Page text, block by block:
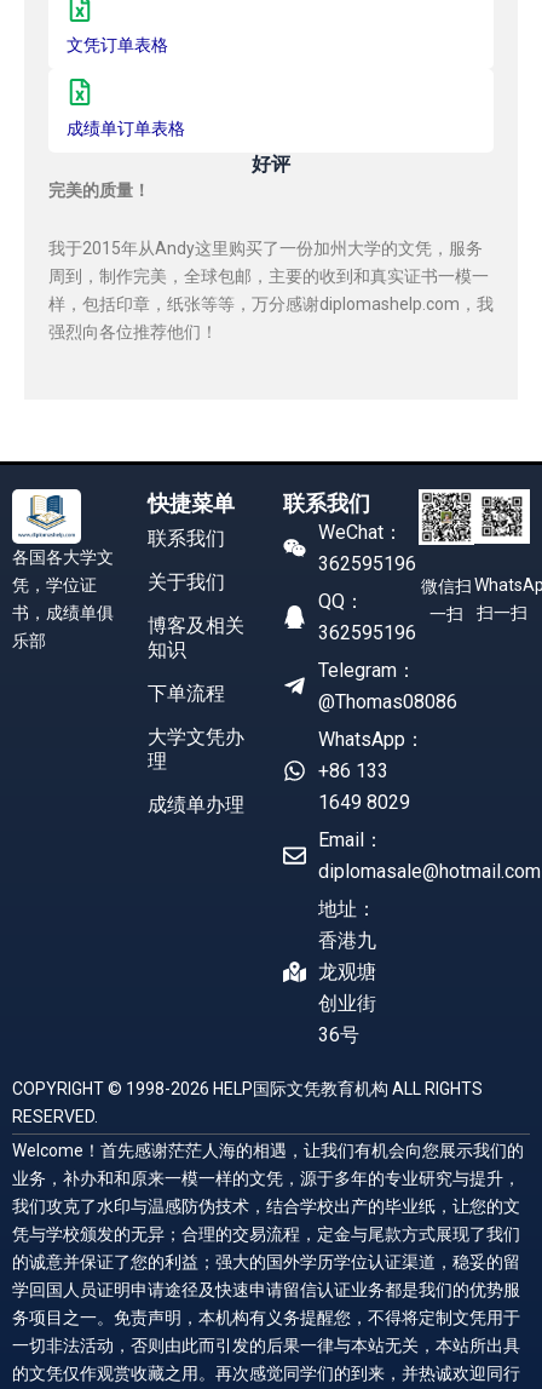
文凭订单表格
成绩单订单表格
好评
完美的质量！
我于2015年从Andy这里购买了一份加州大学的文凭，服务
周到，制作完美，全球包邮，主要的收到和真实证书一模一
样，包括印章，纸张等等，万分感谢diplomashelp.com，我
强烈向各位推荐他们！
各国各大学文
凭，学位证
书，成绩单俱
乐部
快捷菜单
联系我们
关于我们
博客及相关
知识
下单流程
大学文凭办
理
成绩单办理
联系我们
WeChat：
362595196
QQ：
362595196
Telegram：
@Thomas08086
WhatsApp：
+86 133
1649 8029
Email：
diplomasale@hotmail.com
地址：
香港九
龙观塘
创业街
36号
微信扫
一扫
扫一扫
COPYRIGHT © 1998-2026 HELP国际文凭教育机构 ALL RIGHTS
RESERVED.
Welcome！首先感谢茫茫人海的相遇，让我们有机会向您展示我们的
业务，补办和和原来一模一样的文凭，源于多年的专业研究与提升，
我们攻克了水印与温感防伪技术，结合学校出产的毕业纸，让您的文
凭与学校颁发的无异；合理的交易流程，定金与尾款方式展现了我们
的诚意并保证了您的利益；强大的国外学历学位认证渠道，稳妥的留
学回国人员证明申请途径及快速申请留信认证业务都是我们的优势服
务项目之一。免责声明，本机构有义务提醒您，不得将定制文凭用于
一切非法活动，否则由此而引发的后果一律与本站无关，本站所出具
的文凭仅作观赏收藏之用。再次感觉同学们的到来，并热诚欢迎同行